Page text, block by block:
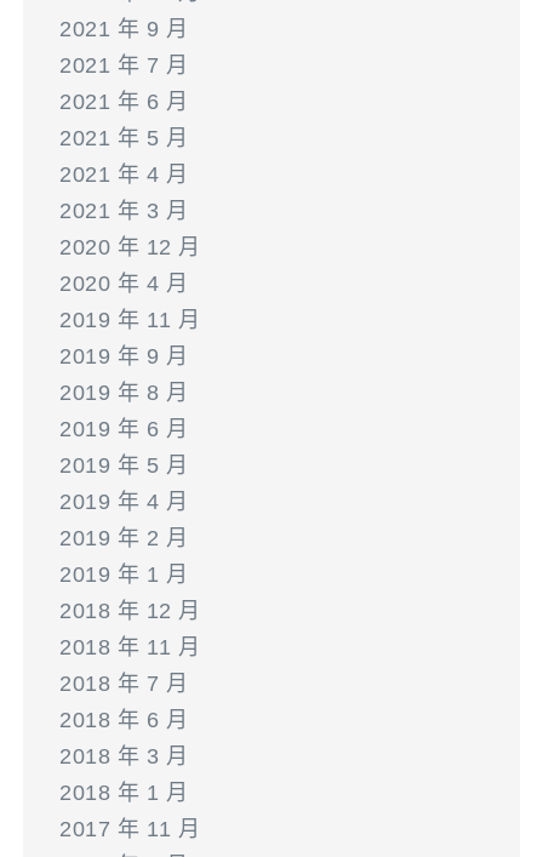
2021 年 9 月
2021 年 7 月
2021 年 6 月
2021 年 5 月
2021 年 4 月
2021 年 3 月
2020 年 12 月
2020 年 4 月
2019 年 11 月
2019 年 9 月
2019 年 8 月
2019 年 6 月
2019 年 5 月
2019 年 4 月
2019 年 2 月
2019 年 1 月
2018 年 12 月
2018 年 11 月
2018 年 7 月
2018 年 6 月
2018 年 3 月
2018 年 1 月
2017 年 11 月